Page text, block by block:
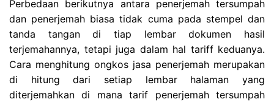
Perbedaan berikutnya antara penerjemah tersumpah
dan penerjemah biasa tidak cuma pada stempel dan
tanda tangan di tiap lembar dokumen hasil
terjemahannya, tetapi juga dalam hal tariff keduanya.
Cara menghitung ongkos jasa penerjemah merupakan
di hitung dari setiap lembar halaman yang
diterjemahkan di mana tarif penerjemah tersumpah